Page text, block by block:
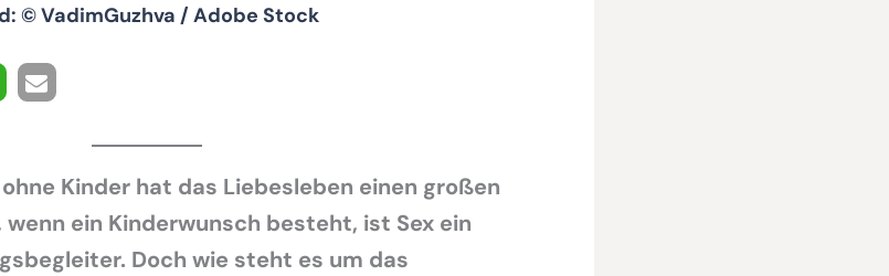
© VadimGuzhva / Adobe Stock
Kinder hat das Liebesleben einen großen
ein Kinderwunsch besteht, ist Sex ein
Doch wie steht es um das